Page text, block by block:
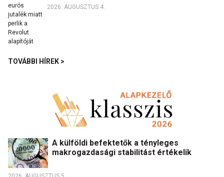
2026. AUGUSZTUS 4.
TOVÁBBI HÍREK >
A külföldi befektetők a tényleges
makrogazdasági stabilitást értékelik